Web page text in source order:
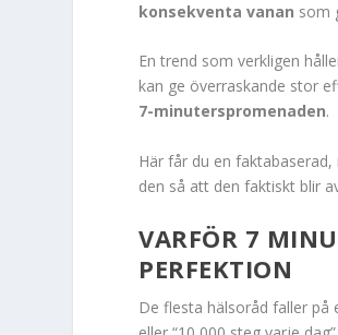
konsekventa vanan som
En trend som verkligen
kan ge överraskande stor
7-minuterspromenaden.
Här får du en
den så att den faktiskt blir
VARFÖR 7
PERFEKTION
De flesta hälsoråd faller på